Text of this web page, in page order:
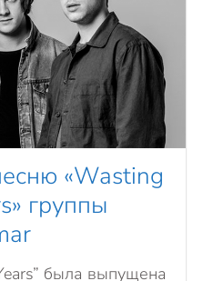
«Wasting
группы
была выпущена